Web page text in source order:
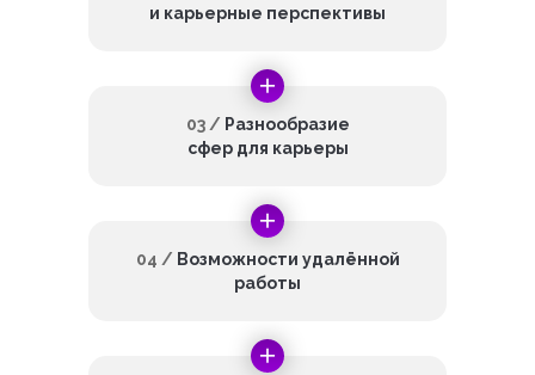
04 / Возможности удалённой
работы
03 / Разнообразие
сфер для карьеры
и карьерные перспективы